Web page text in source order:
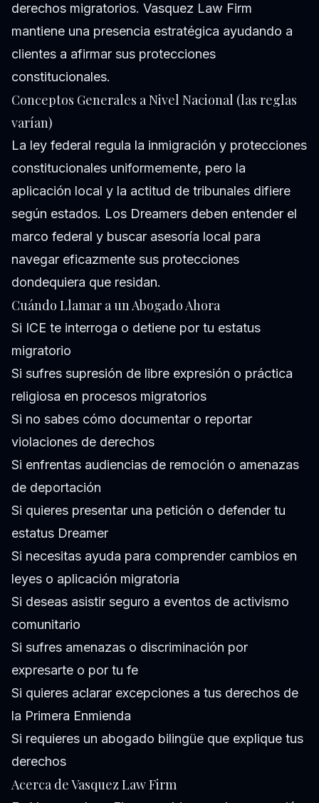
derechos migratorios. Vasquez Law Firm
mantiene una presencia estratégica ayudando a
clientes a afirmar sus protecciones
constitucionales.
Conceptos Generales a Nivel Nacional (las reglas
varían)
La ley federal regula la inmigración y protecciones
constitucionales uniformemente, pero la
aplicación local y la actitud de tribunales difiere
según estados. Los Dreamers deben entender el
marco federal y buscar asesoría local para
navegar eficazmente sus protecciones
dondequiera que residan.
Cuándo Llamar a un Abogado Ahora
Si ICE te interroga o detiene por tu estatus
migratorio
Si sufres supresión de libre expresión o práctica
religiosa en procesos migratorios
Si no sabes cómo documentar o reportar
violaciones de derechos
Si enfrentas audiencias de remoción o amenazas
de deportación
Si quieres presentar una petición o defender tu
estatus Dreamer
Si necesitas ayuda para comprender cambios en
leyes o aplicación migratoria
Si deseas asistir seguro a eventos de activismo
comunitario
Si sufres amenazas o discriminación por
expresarte o por tu fe
Si quieres aclarar excepciones a tus derechos de
la Primera Enmienda
Si requieres un abogado bilingüe que explique tus
derechos
Acerca de Vasquez Law Firm